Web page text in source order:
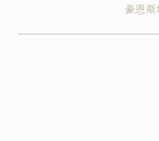
豪恩斯